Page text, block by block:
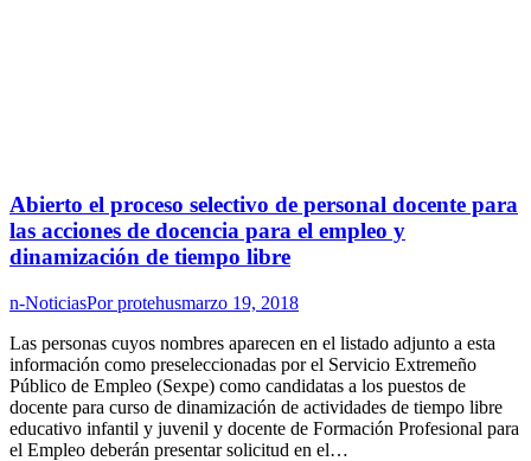
Abierto el proceso selectivo de personal docente para
las acciones de docencia para el empleo y
dinamización de tiempo libre
n-NoticiasPorprotehusmarzo 19, 2018
Las personas cuyos nombres aparecen en el listado adjunto a esta
información como preseleccionadas por el Servicio Extremeño
Público de Empleo (Sexpe) como candidatas a los puestos de
docente para curso de dinamización de actividades de tiempo libre
educativo infantil y juvenil y docente de Formación Profesional para
el Empleo deberán presentar solicitud en el…